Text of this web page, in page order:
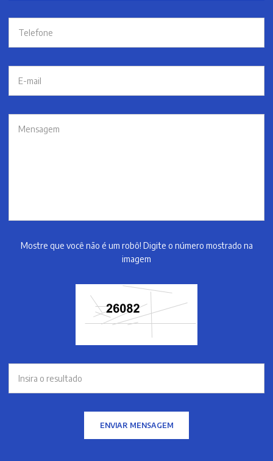
Mostre que você não é um robô! Digite o número mostrado na
imagem
ENVIAR MENSAGEM